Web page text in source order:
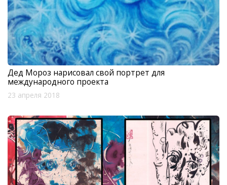
Дед Мороз нарисовал свой портрет для
международного проекта
23 апреля 2018